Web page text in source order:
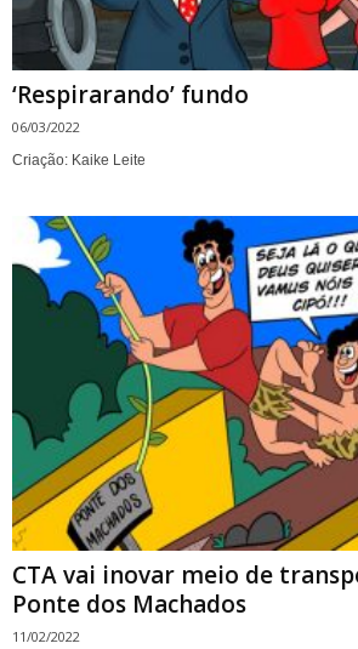
‘Respirarando’ fundo
06/03/2022
Criação: Kaike Leite
CTA vai inovar meio de
Ponte dos Machados
11/02/2022